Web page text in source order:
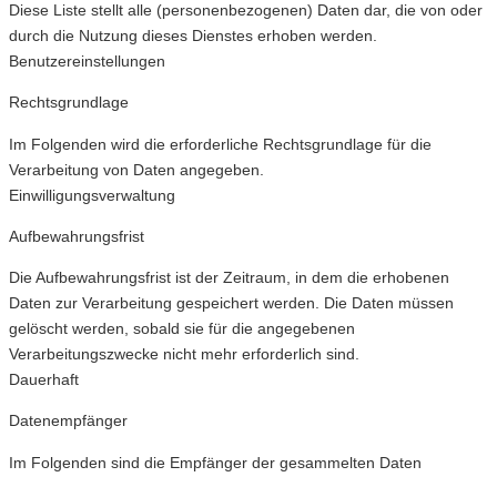
Diese Liste stellt alle (personenbezogenen) Daten dar, die von oder
durch die Nutzung dieses Dienstes erhoben werden.
Benutzereinstellungen
Rechtsgrundlage
Im Folgenden wird die erforderliche Rechtsgrundlage für die
Verarbeitung von Daten angegeben.
Einwilligungsverwaltung
Aufbewahrungsfrist
Die Aufbewahrungsfrist ist der Zeitraum, in dem die erhobenen
Daten zur Verarbeitung gespeichert werden. Die Daten müssen
gelöscht werden, sobald sie für die angegebenen
Verarbeitungszwecke nicht mehr erforderlich sind.
Dauerhaft
Datenempfänger
Im Folgenden sind die Empfänger der gesammelten Daten